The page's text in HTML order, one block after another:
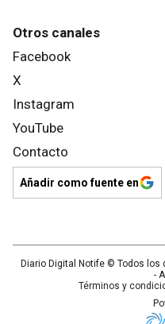
Otros canales
Facebook
X
Instagram
YouTube
Contacto
Añadir como fuente en
Diario Digital Notife © Todos los
-
Términos y